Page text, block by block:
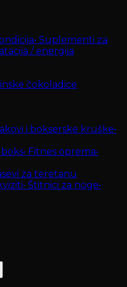
• Suplementi za
/ energija
čokoladice
i bokserske kruške•
• Fitnes oprema•
za teretanu
• Štitnici za noge•